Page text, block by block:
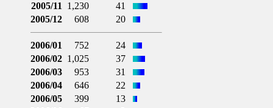
2005/11
1,230
41
2005/12
608 20
2006/01 752
24
2006/02 1,025
37
2006/03
953
31
2006/04
646
22
2006/05
399
13